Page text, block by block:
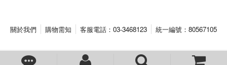
關於我們 購物需知 客服電話：03-3468123 統一編號：80567105